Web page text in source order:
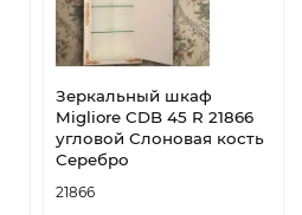
Зеркальный шкаф
Migliore CDB 45 R 21866
угловой Слоновая кость
Серебро
21866